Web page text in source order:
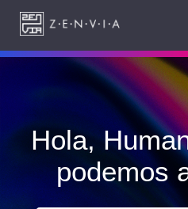
Hola,
podemos